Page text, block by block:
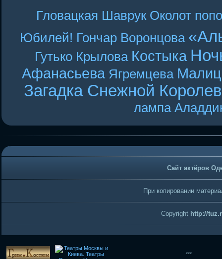
Гловацкая Шаврук Околот
Юбилей! Гончар Воронцова
Гутько Крылова Костыка
Афанасьева Ягремцева
Загадка Снежной
лампа
Сайт актёров
При копировании
Copyright http://
***